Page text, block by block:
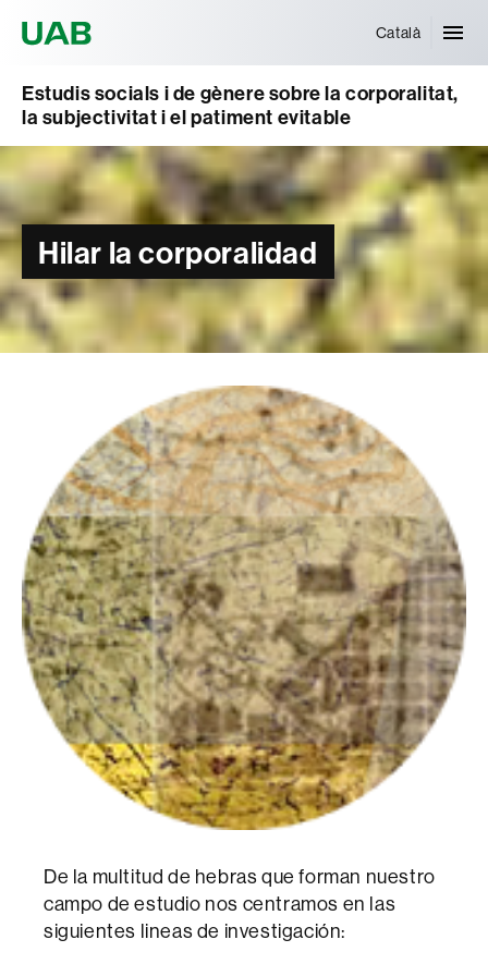
Català
Estudis socials i de gènere sobre la corporalitat,
la subjectivitat i el patiment evitable
Hilar la corporalidad
De la multitud de hebras que forman nuestro
campo de estudio nos centramos en las
siguientes lineas de investigación: